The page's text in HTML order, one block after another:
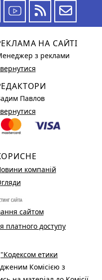
НА САЙТІ
з реклами
Павлов
компаній
сайтом
платного доступу
"Кодексом етики
Комісією з